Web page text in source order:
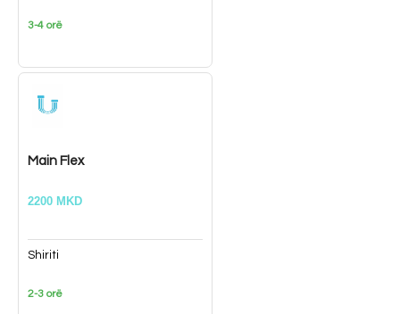
3-4 orë
Main Flex
2200 MKD
Shiriti
2-3 orë